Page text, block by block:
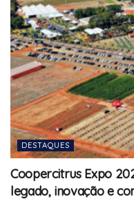
DESTAQUES
Coopercitrus Expo
legado, inovação e